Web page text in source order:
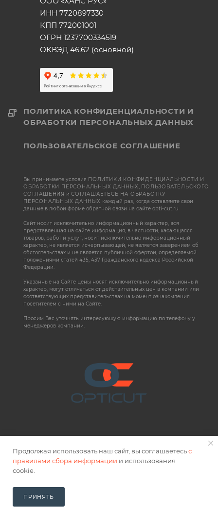
ИНН 7720897330
КПП 772001001
ОГРН 1237700334519
ОКВЭД 46.62 (основной)
ПОЛИТИКА КОНФИДЕНЦИАЛЬНОСТИ И
ОБРАБОТКИ ПЕРСОНАЛЬНЫХ ДАННЫХ
ПОЛЬЗОВАТЕЛЬСКОЕ СОГЛАШЕНИЕ
Вы принимаете условия ПОЛИТИКИ КОНФИДЕНЦИАЛЬНОСТИ И
ОБРАБОТКИ ПЕРСОНАЛЬНЫХ ДАННЫХ, ПОЛЬЗОВАТЕЛЬСКОГО
СОГЛАШЕНИЯ иСОГЛАШАЕТЕСЬ НА ОБРАБОТКУ
ПЕРСОНАЛЬНЫХ ДАННЫХ каждый раз, когда оставляете свои
данные в любой форме обратной связи на сайте opti-cut.ru
Сайт носит исключительно информационный характер, вся
представленная на сайте информация, в частности, касающаяся
товаров, работ и услуг, носит исключительно информационный
характер, не является исчерпывающей, не является заверением об
обстоятельствах и не является публичной офертой, определяемой
положениями статей 435, 437 Гражданского кодекса Российской
Федерации.
Указанные на Сайте цены носят исключительно информационный
характер, могут отличаться от действительных цен в компании или
соответствующих представительствах на момент ознакомления
посетителем с ними на Сайте.
Просим Вас уточнять интересующую информацию по телефону у
менеджеров компании.
2026 © OPTICUT
Продолжая использовать наш сайт, вы соглашаетесьс
правилами сбора информации и использования
cookie.
ПРИНЯТЬ